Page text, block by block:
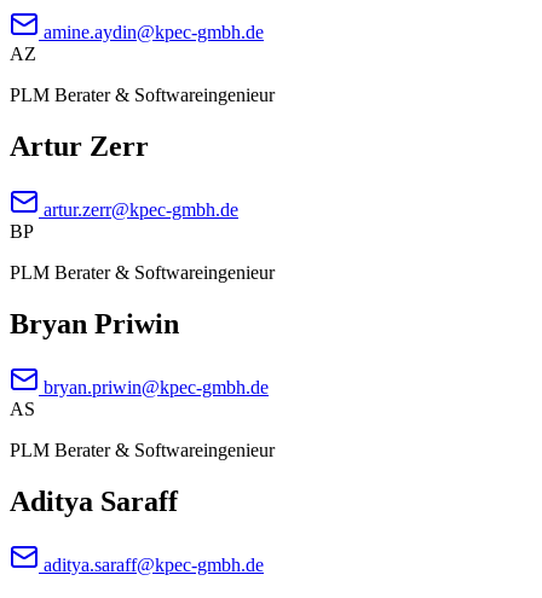
amine.aydin@kpec-gmbh.de
AZ
PLM Berater & Softwareingenieur
Artur Zerr
artur.zerr@kpec-gmbh.de
BP
PLM Berater & Softwareingenieur
Bryan Priwin
bryan.priwin@kpec-gmbh.de
AS
PLM Berater & Softwareingenieur
Aditya Saraff
aditya.saraff@kpec-gmbh.de